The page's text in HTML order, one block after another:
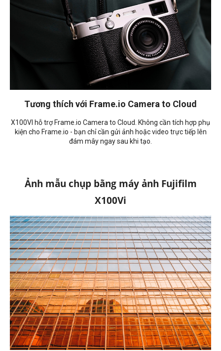
Tương thích với Frame.io Camera to Cloud
X100VI hỗ trợ Frame.io Camera to Cloud. Không cần tích hợp phụ
kiện cho Frame.io - bạn chỉ cần gửi ảnh hoặc video trực tiếp lên
đám mây ngay sau khi tạo.
Ảnh mẫu chụp bằng máy ảnh Fujifilm
X100Vi